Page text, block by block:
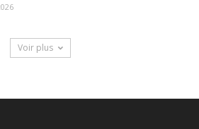
Voir plus